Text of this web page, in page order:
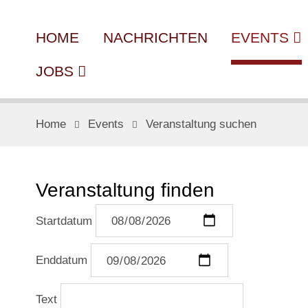
HOME NACHRICHTEN EVENTS
JOBS
Home Events Veranstaltung suchen
Veranstaltung finden
Startdatum
Enddatum
Text